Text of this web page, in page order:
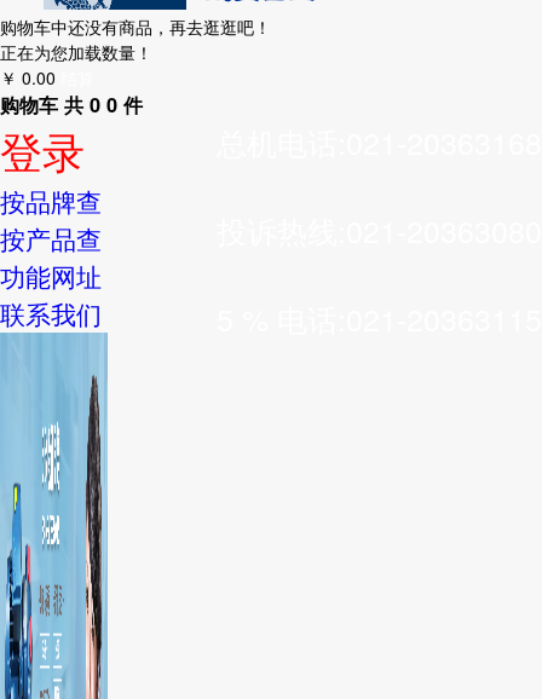
购物车中还没有商品，再去逛逛吧！
正在为您加载数量！
￥ 0.00
购物车 共 0 0 件
登录
按品牌查
按产品查
功能网址
联系我们